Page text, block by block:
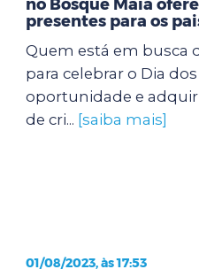
no Bosque Maia
presentes para os
Quem está em busca
para celebrar o Dia
oportunidade e
de cri... [saiba mais]
01/08/2023, às 17:53